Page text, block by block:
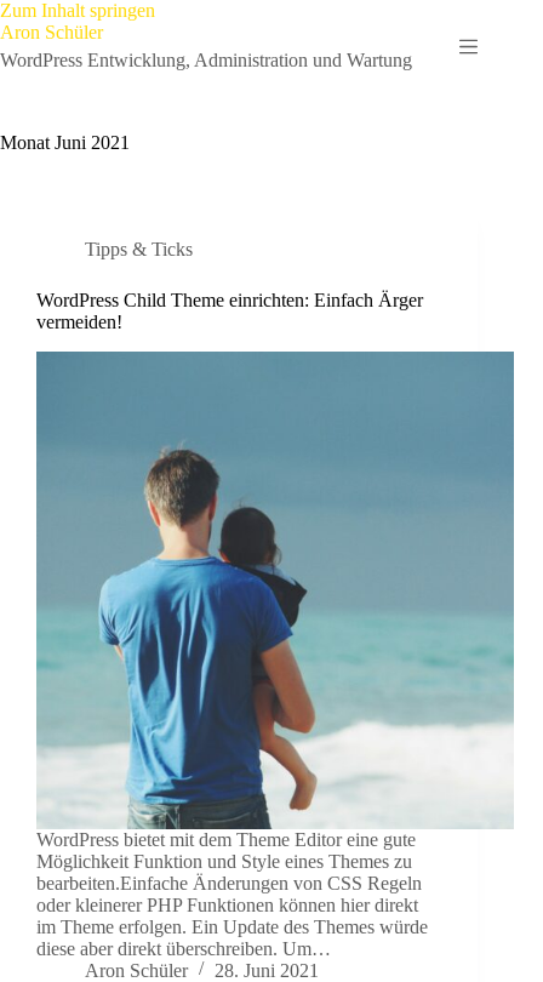
Zum Inhalt springen
springen
Aron Schüler
WordPress Entwicklung, Administration und Wartung
Monat Juni 2021
Tipps & Ticks
WordPress Child Theme einrichten: Einfach Ärger
vermeiden!
WordPress bietet mit dem Theme Editor eine gute
Möglichkeit Funktion und Style eines Themes zu
bearbeiten.Einfache Änderungen von CSS Regeln
oder kleinerer PHP Funktionen können hier direkt
im Theme erfolgen. Ein Update des Themes würde
diese aber direkt überschreiben. Um…
Aron Schüler
28. Juni 2021